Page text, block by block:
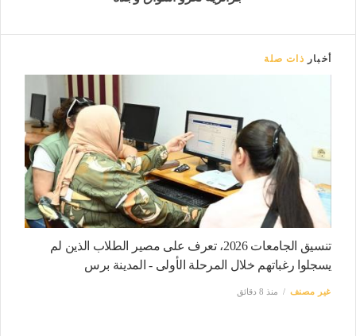
أخبار ذات صلة
تنسيق الجامعات 2026، تعرف على مصير الطلاب الذين لم
يسجلوا رغباتهم خلال المرحلة الأولى - المدينة برس
غير مصنف منذ 8 دقائق